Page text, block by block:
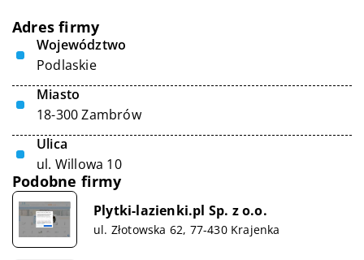
Adres firmy
Województwo
Podlaskie
Miasto
18-300 Zambrów
Ulica
ul. Willowa 10
Podobne firmy
Plytki-lazienki.pl Sp. z o.o.
ul. Złotowska 62, 77-430 Krajenka